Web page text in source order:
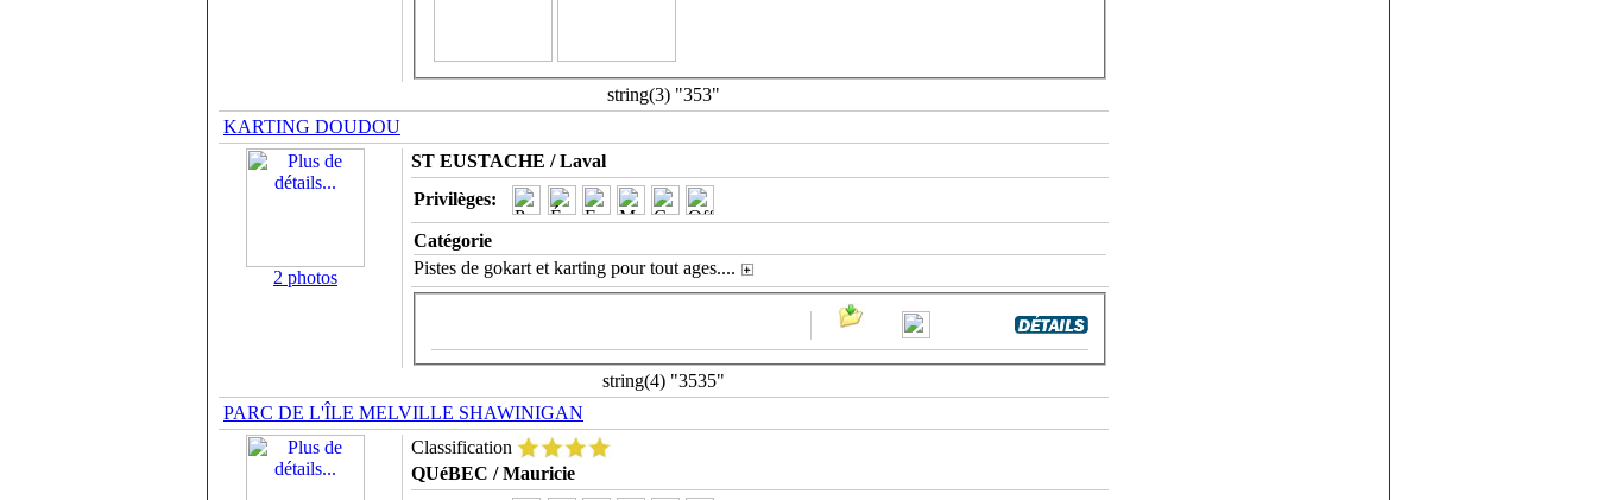
string(3) "353"
KARTING DOUDOU
2 photos
ST EUSTACHE / Laval
Privilèges:
Catégorie
Pistes de gokart et karting pour tout ages....
string(4) "3535"
PARC DE L'ÎLE MELVILLE SHAWINIGAN
Classification
QUéBEC / Mauricie